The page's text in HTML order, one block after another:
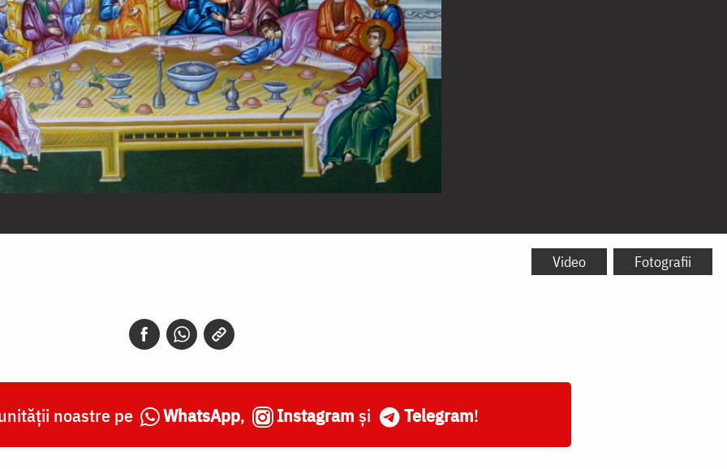
Video Fotografii
noastre pe WhatsApp, Instagram și Telegram!